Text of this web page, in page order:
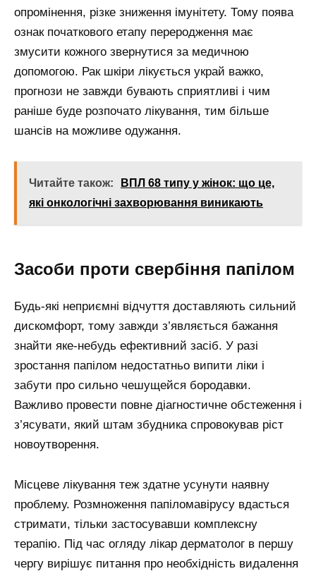
опромінення, різке зниження імунітету. Тому поява
ознак початкового етапу переродження має
змусити кожного звернутися за медичною
допомогою. Рак шкіри лікується украй важко,
прогнози не завжди бувають сприятливі і чим
раніше буде розпочато лікування, тим більше
шансів на можливе одужання.
Читайте також:
ВПЛ 68 типу у жінок: що це,
які онкологічні захворювання виникають
Засоби проти свербіння папілом
Будь-які неприємні відчуття доставляють сильний
дискомфорт, тому завжди з’являється бажання
знайти яке-небудь ефективний засіб. У разі
зростання папілом недостатньо випити ліки і
забути про сильно чешущейся бородавки.
Важливо провести повне діагностичне обстеження і
з’ясувати, який штам збудника спровокував ріст
новоутворення.
Місцеве лікування теж здатне усунути наявну
проблему. Розмноження папіломавірусу вдасться
стримати, тільки застосувавши комплексну
терапію. Під час огляду лікар дерматолог в першу
чергу вирішує питання про необхідність видалення